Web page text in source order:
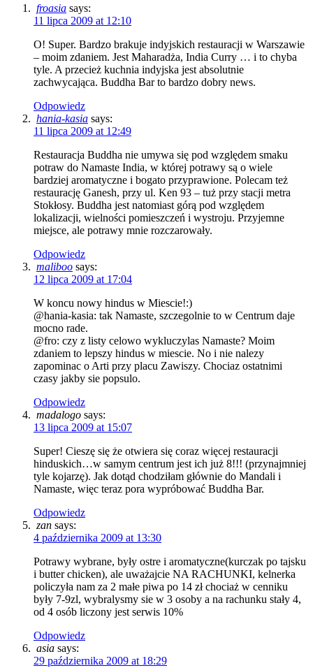
froasia says:
11 lipca 2009 at 12:10
O! Super. Bardzo brakuje indyjskich restauracji w Warszawie
– moim zdaniem. Jest Maharadża, India Curry … i to chyba
tyle. A przecież kuchnia indyjska jest absolutnie
zachwycająca. Buddha Bar to bardzo dobry news.
Odpowiedz
hania-kasia says:
11 lipca 2009 at 12:49
Restauracja Buddha nie umywa się pod względem smaku
potraw do Namaste India, w której potrawy są o wiele
bardziej aromatyczne i bogato przyprawione. Polecam też
restaurację Ganesh, przy ul. Ken 93 – tuż przy stacji metra
Stokłosy. Buddha jest natomiast górą pod względem
lokalizacji, wielności pomieszczeń i wystroju. Przyjemne
miejsce, ale potrawy mnie rozczarowały.
Odpowiedz
maliboo says:
12 lipca 2009 at 17:04
W koncu nowy hindus w Miescie!:)
@hania-kasia: tak Namaste, szczegolnie to w Centrum daje
mocno rade.
@fro: czy z listy celowo wykluczylas Namaste? Moim
zdaniem to lepszy hindus w miescie. No i nie nalezy
zapominac o Arti przy placu Zawiszy. Chociaz ostatnimi
czasy jakby sie popsulo.
Odpowiedz
madalogo says:
13 lipca 2009 at 15:07
Super! Cieszę się że otwiera się coraz więcej restauracji
hinduskich…w samym centrum jest ich już 8!!! (przynajmniej
tyle kojarzę). Jak dotąd chodziłam głównie do Mandali i
Namaste, więc teraz pora wypróbować Buddha Bar.
Odpowiedz
zan says:
4 października 2009 at 13:30
Potrawy wybrane, były ostre i aromatyczne(kurczak po tajsku
i butter chicken), ale uważajcie NA RACHUNKI, kelnerka
policzyła nam za 2 małe piwa po 14 zł chociaż w cenniku
były 7-9zl, wybralysmy sie w 3 osoby a na rachunku stały 4,
od 4 osób liczony jest serwis 10%
Odpowiedz
asia says:
29 października 2009 at 18:29